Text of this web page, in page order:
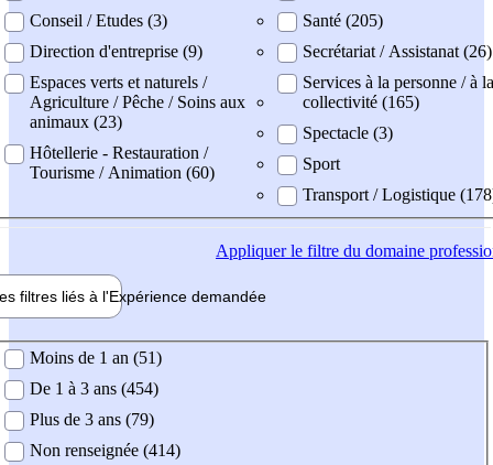
Conseil / Etudes (3)
Direction d'entreprise (9)
Espaces verts et naturels /
Agriculture / Pêche / Soins aux
animaux (23)
Hôtellerie - Restauration /
Tourisme / Animation (60)
Santé (205)
Secrétariat / Assistanat (26)
Services à la personne / à la
collectivité (165)
Spectacle (3)
Sport
Transport / Logistique
Appliquerle filtre du domaine
filtres liés à l'Expérience demandée
demandée
Moins de 1 an (51)
De 1 à 3 ans (454)
Plus de 3 ans (79)
Non renseignée (414)